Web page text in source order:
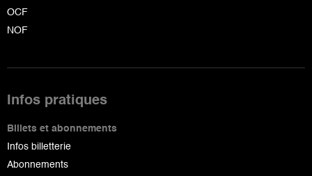
OCF
NOF
Infos pratiques
Billets et abonnements
Infos billetterie
Abonnements